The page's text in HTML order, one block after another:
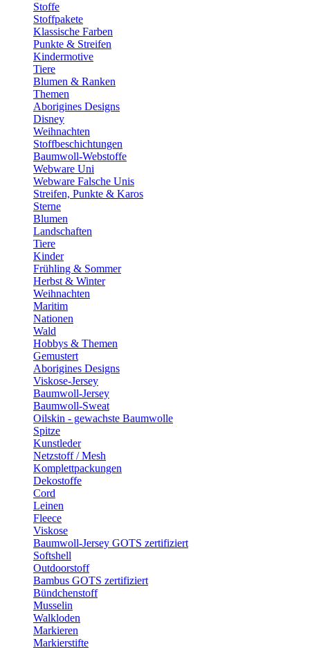
Stoffe
Stoffpakete
Klassische Farben
Punkte & Streifen
Kindermotive
Tiere
Blumen & Ranken
Themen
Aborigines Designs
Disney
Weihnachten
Stoffbeschichtungen
Baumwoll-Webstoffe
Webware Uni
Webware Falsche Unis
Streifen, Punkte & Karos
Sterne
Blumen
Landschaften
Tiere
Kinder
Frühling & Sommer
Herbst & Winter
Weihnachten
Maritim
Nationen
Wald
Hobbys & Themen
Gemustert
Aborigines Designs
Viskose-Jersey
Baumwoll-Jersey
Baumwoll-Sweat
Oilskin - gewachste Baumwolle
Spitze
Kunstleder
Netzstoff / Mesh
Komplettpackungen
Dekostoffe
Cord
Leinen
Fleece
Viskose
Baumwoll-Jersey GOTS zertifiziert
Softshell
Outdoorstoff
Bambus GOTS zertifiziert
Bündchenstoff
Musselin
Walkloden
Markieren
Markierstifte